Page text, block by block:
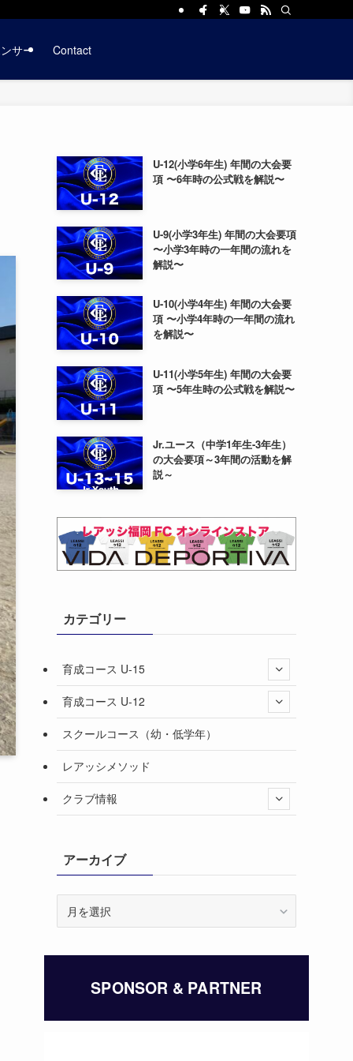
サー Contact
U-12(小学6年生) 年間の大会要
項 〜6年時の公式戦を解説〜
U-9(小学3年生) 年間の大会要項
〜小学3年時の一年間の流れを
解説〜
U-10(小学4年生) 年間の大会要
項 〜小学4年時の一年間の流れ
を解説〜
U-11(小学5年生) 年間の大会要
項 〜5年生時の公式戦を解説〜
Jr.ユース（中学1年生-3年生）
の大会要項～3年間の活動を解
説～
カテゴリー
育成コース U-15
育成コース U-12
スクールコース（幼・低学年）
レアッシメソッド
クラブ情報
アーカイブ
イ
SPONSOR & PARTNER